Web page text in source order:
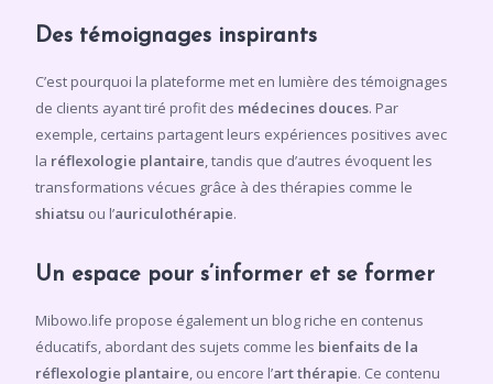
Des témoignages inspirants
C’est pourquoi la plateforme met en lumière des témoignages
de clients ayant tiré profit des médecines douces. Par
exemple, certains partagent leurs expériences positives avec
la réflexologie plantaire, tandis que d’autres évoquent les
transformations vécues grâce à des thérapies comme le
shiatsu ou l’auriculothérapie.
Un espace pour s’informer et se former
Mibowo.life propose également un blog riche en contenus
éducatifs, abordant des sujets comme les bienfaits de la
réflexologie plantaire, ou encore l’art thérapie. Ce contenu